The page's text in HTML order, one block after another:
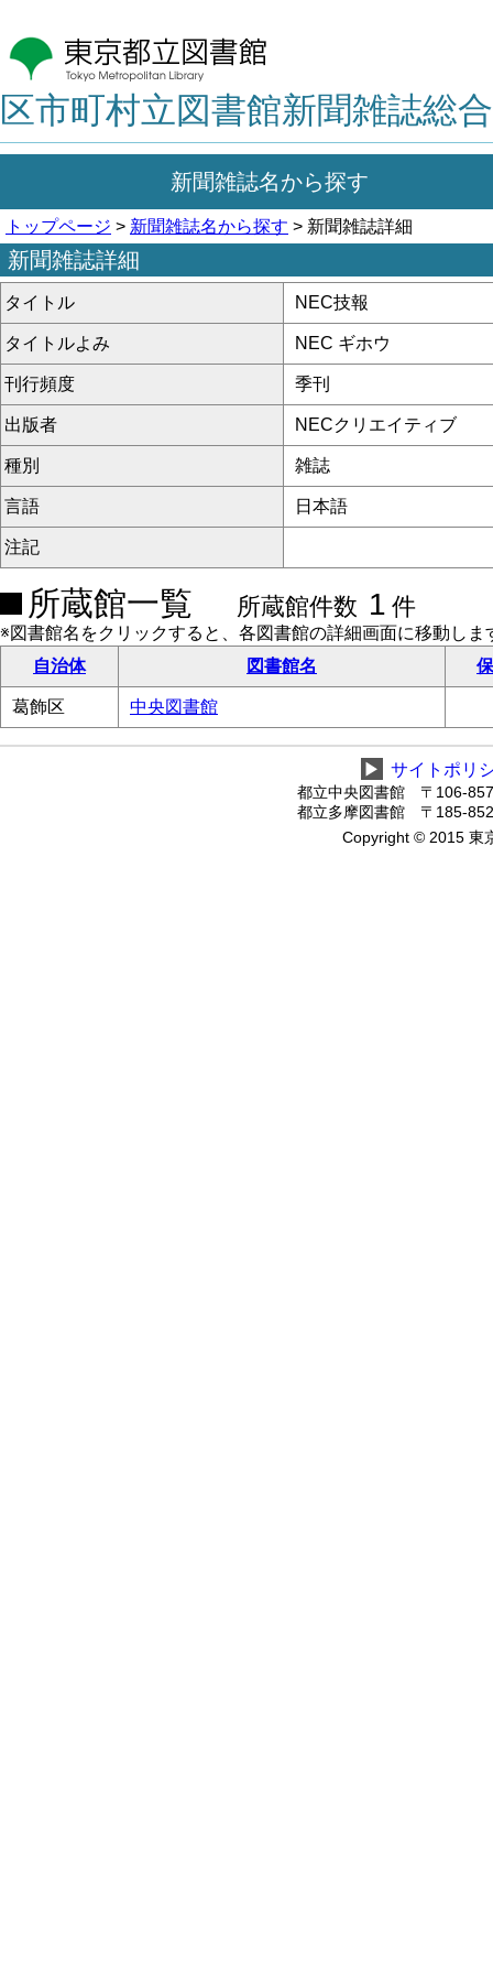
区市町村立図書館新聞雑誌総
新聞雑誌名から探す
トップページ > 新聞雑誌名から探す > 新聞雑誌詳細
新聞雑誌詳細
タイトル NEC技報
タイトルよみ NEC ギホウ
刊行頻度 季刊
出版者 NECクリエイティブ
種別 雑誌
言語 日本語
注記
所蔵館一覧 所蔵館件数 1 件
※図書館名をクリックすると、各図書館の詳細画面に移動しま
自治体
図書館名
葛飾区 中央図書館
▶ サイトポリ
都立中央図書館 〒106-
都立多摩図書館 〒185-
Copyright © 2015 東